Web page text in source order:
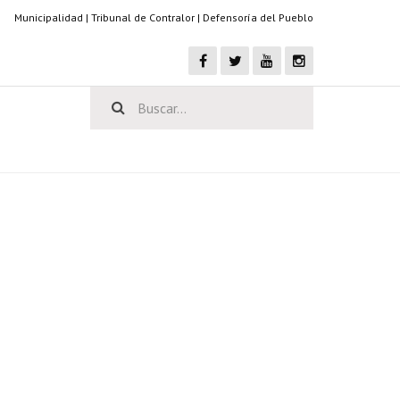
Municipalidad | Tribunal de Contralor | Defensoría del Pueblo